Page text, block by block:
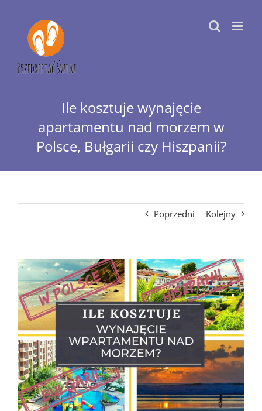
Przejdź
zawartości
Ile kosztuje wynajęcie
apartamentu nad morzem w
Polsce, Bułgarii czy Hiszpanii?
Poprzedni Kolejny
Pokaż
większy
obrazek